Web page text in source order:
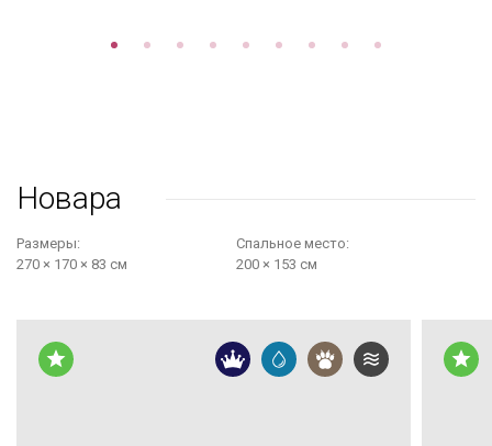
Новара
Размеры:
270 × 170 × 83 см
Cпальное место:
200 × 153 см